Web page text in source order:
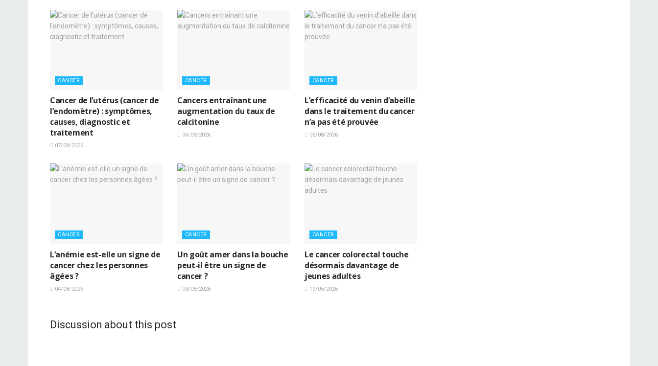
CANCER
Cancer de l’utérus (cancer de
l’endomètre) : symptômes,
causes, diagnostic et
traitement
07/08/2026
CANCER
Cancers entraînant une
augmentation du taux de
calcitonine
06/08/2026
CANCER
L’efficacité du venin d’abeille
dans le traitement du cancer
n’a pas été prouvée
05/08/2026
CANCER
L’anémie est-elle un signe de
cancer chez les personnes
âgées ?
04/08/2026
CANCER
Un goût amer dans la bouche
peut-il être un signe de
cancer ?
03/08/2026
CANCER
Le cancer colorectal touche
désormais davantage de
jeunes adultes
19/05/2026
Discussion about this post